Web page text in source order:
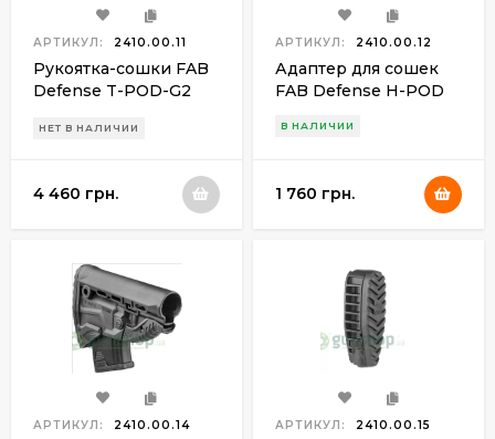
АРТИКУЛ: 2410.00.11
Рукоятка-сошки FAB
Defense T-POD-G2
НЕТ В НАЛИЧИИ
4 460 грн.
АРТИКУЛ: 2410.00.12
Адаптер для сошек
FAB Defense H-POD
В НАЛИЧИИ
1 760 грн.
АРТИКУЛ: 2410.00.14 АРТИКУЛ: 2410.00.15